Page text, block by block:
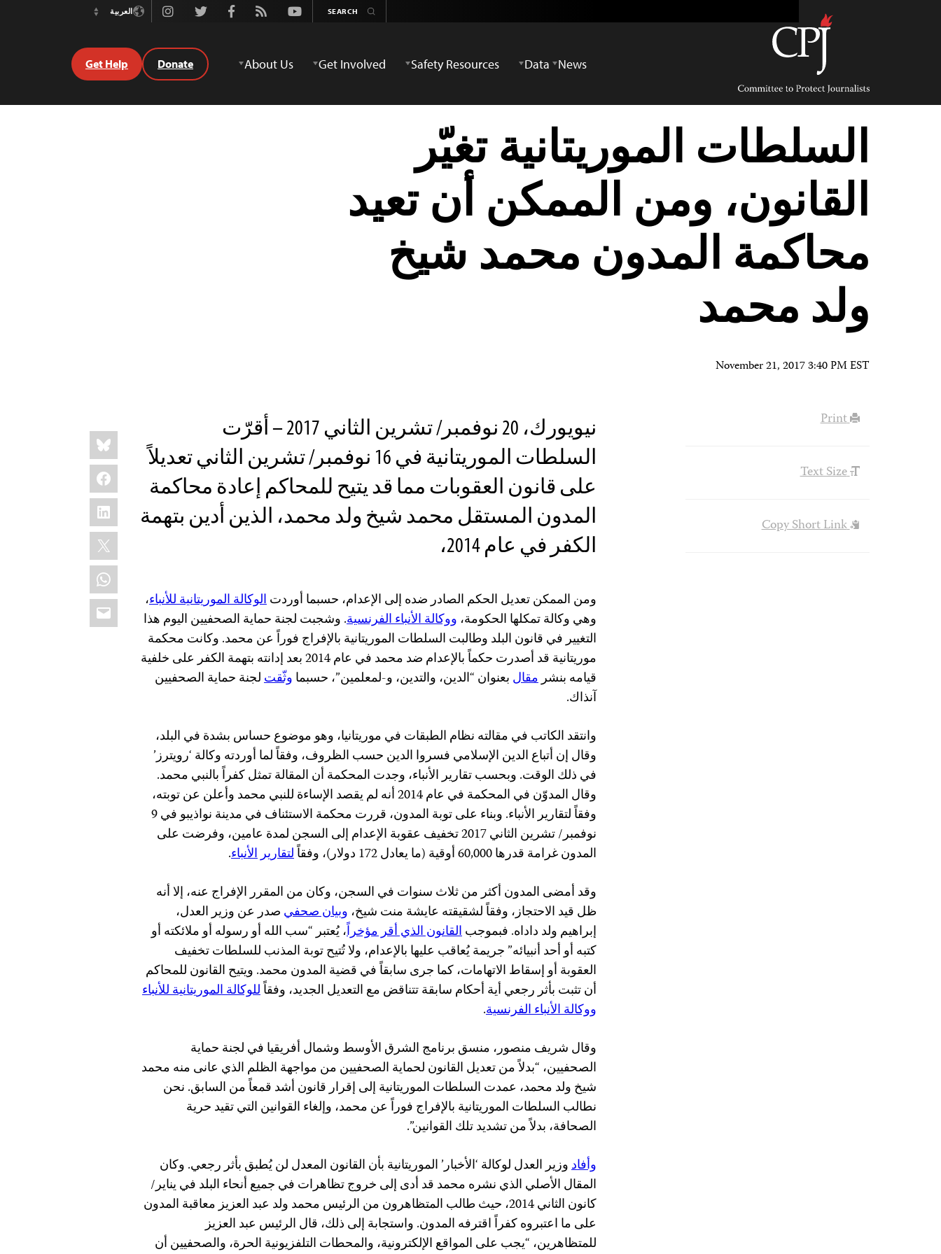
Committee
Protect
Journalists
Youtube
Rss
Facebook
Twitter
Instagramالعربية
Switch
News
Data
Safety Resources
Get Involved
About Us
Donate
Get Help
السلطات الموريتانية تغيّر
القانون، ومن الممكن أن تعيد
محاكمة المدون محمد شيخ
ولد محمد
November 21, 2017 3:40 PM EST
Share
this:
Bluesky
Facebook
LinkedIn
X
WhatsApp
Email
نيويورك، 20 نوفمبر/ تشرين الثاني 2017 – أقرّت
السلطات الموريتانية في 16 نوفمبر/ تشرين الثاني تعديلاً
على قانون العقوبات مما قد يتيح للمحاكم إعادة محاكمة
المدون المستقل محمد شيخ ولد محمد، الذين أدين بتهمة
الكفر في عام 2014،
ومن الممكن تعديل الحكم الصادر ضده إلى الإعدام، حسبما أوردتالوكالة الموريتانية للأنباء،
وهي وكالة تمكلها الحكومة، ووكالة الأنباء الفرنسية. وشجبت لجنة حماية الصحفيين اليوم هذا
التغيير في قانون البلد وطالبت السلطات الموريتانية بالإفراج فوراً عن محمد. وكانت محكمة
موريتانية قد أصدرت حكماً بالإعدام ضد محمد في عام 2014 بعد إدانته بتهمة الكفر على خلفية
قيامه بنشرمقال بعنوان “الدين، والتدين، و-لمعلمين”، حسبما وثّقتلجنة حماية الصحفيين
آنذاك.
وانتقد الكاتب في مقالته نظام الطبقات في موريتانيا، وهو موضوع حساس بشدة في البلد،
وقال إن أتباع الدين الإسلامي فسروا الدين حسب الظروف، وفقاً لما أوردته وكالة ‘رويترز’
في ذلك الوقت. وبحسب تقارير الأنباء، وجدت المحكمة أن المقالة تمثل كفراً بالنبي محمد.
وقال المدوّن في المحكمة في عام 2014 أنه لم يقصد الإساءة للنبي محمد وأعلن عن توبته،
وفقاً لتقارير الأنباء. وبناء على توبة المدون، قررت محكمة الاستئناف في مدينة نواذيبو في 9
نوفمبر/ تشرين الثاني 2017 تخفيف عقوبة الإعدام إلى السجن لمدة عامين، وفرضت على
المدون غرامة قدرها 60,000 أوقية (ما يعادل 172 دولار)، وفقاً
لتقاريرالأنباء.
وقد أمضى المدون أكثر من ثلاث سنوات في السجن، وكان من المقرر الإفراج عنه، إلا أنه
ظل قيد الاحتجاز، وفقاً لشقيقته عايشة منت شيخ، وبيان صحفي صدر عن وزير العدل،
إبراهيم ولد داداه. فبموجبالقانون الذي أقر مؤخراً، يُعتبر “سب الله أو رسوله أو ملائكته أو
كتبه أو أحد أنبيائه” جريمة يُعاقب عليها بالإعدام، ولا تُتيح توبة المذنب للسلطات تخفيف
العقوبة أو إسقاط الاتهامات، كما جرى سابقاً في قضية المدون محمد. ويتيح القانون للمحاكم
أن تثبت بأثر رجعي أية أحكام سابقة تتناقض مع التعديل الجديد، وفقاًللوكالة الموريتانية للأنباء
ووكالة الأنباء الفرنسية.
وقال شريف منصور، منسق برنامج الشرق الأوسط وشمال أفريقيا في لجنة حماية
الصحفيين، “بدلاً من تعديل القانون لحماية الصحفيين من مواجهة الظلم الذي عانى منه محمد
شيخ ولد محمد، عمدت السلطات الموريتانية إلى إقرار قانون أشد قمعاً من السابق. نحن
نطالب السلطات الموريتانية بالإفراج فوراً عن محمد، وإلغاء القوانين التي تقيد حرية
الصحافة، بدلاً من تشديد تلك القوانين”.
وأفادوزير العدل لوكالة ‘الأخبار’ الموريتانية بأن القانون المعدل لن يُطبق بأثر رجعي. وكان
المقال الأصلي الذي نشره محمد قد أدى إلى خروج تظاهرات في جميع أنحاء البلد في يناير/
كانون الثاني 2014، حيث طالب المتظاهرون من الرئيس محمد ولد عبد العزيز معاقبة المدون
على ما اعتبروه كفراً اقترفه المدون. واستجابة إلى ذلك، قال الرئيس عبد العزيز
للمتظاهرين، “يجب على المواقع الإلكترونية، والمحطات التلفزيونية الحرة، والصحفيين أن
Print
Text Size
Copy Short Link